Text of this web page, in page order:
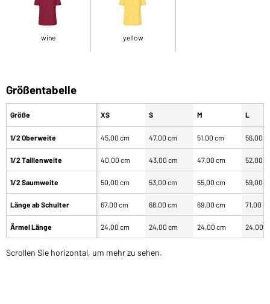
wine yellow
Größentabelle
Größe
1/2 Oberweite
1/2 Taillenweite
1/2 Saumweite
Länge ab Schulter
Ärmel Länge
XS S M L
45,00 cm 47,00 cm 51,00 cm 56,00
40,00 cm 43,00 cm 47,00 cm 52,00
50,00 cm 53,00 cm 55,00 cm 59,00
67,00 cm 68,00 cm 69,00 cm 71,00
24,00 cm 24,00 cm 24,00 cm 24,00
Scrollen Sie horizontal, um mehr zu sehen.